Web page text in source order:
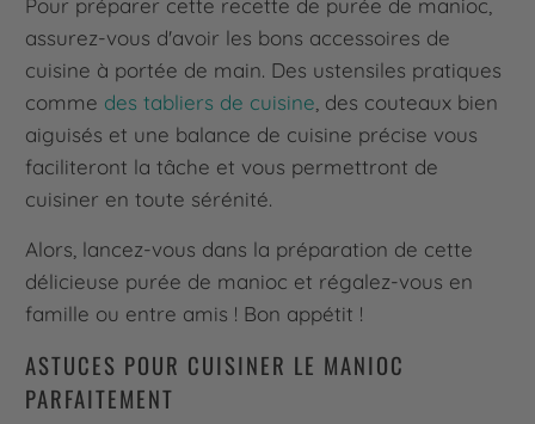
Pour préparer cette recette de purée de manioc,
assurez-vous d'avoir les bons accessoires de
cuisine à portée de main. Des ustensiles pratiques
comme des tabliers de cuisine , des couteaux bien
aiguisés et une balance de cuisine précise vous
faciliteront la tâche et vous permettront de
cuisiner en toute sérénité.
Alors, lancez-vous dans la préparation de cette
délicieuse purée de manioc et régalez-vous en
famille ou entre amis ! Bon appétit !
ASTUCES POUR CUISINER LE MANIOC
PARFAITEMENT